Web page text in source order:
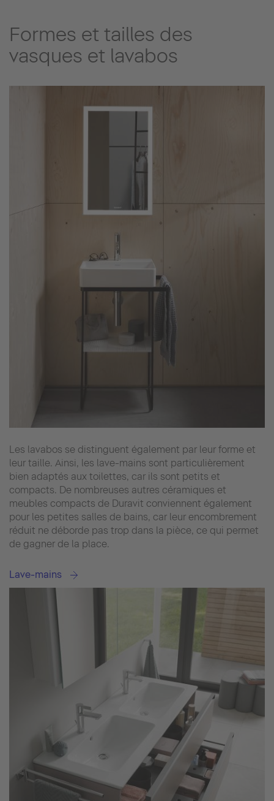
Formes et tailles des
vasques et lavabos
Les lavabos se distinguent également par leur forme et
leur taille. Ainsi, les lave-mains sont particulièrement
bien adaptés aux toilettes, car ils sont petits et
compacts. De nombreuses autres céramiques et
meubles compacts de Duravit conviennent également
pour les petites salles de bains, car leur encombrement
réduit ne déborde pas trop dans la pièce, ce qui permet
de gagner de la place.
Lave-mains